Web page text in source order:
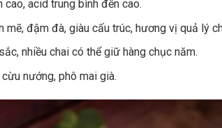
cao, acid trung bình đến cao.
mẽ, đậm đà, giàu cấu trúc, hương vị quả lý
nhiều chai có thể giữ hàng chục năm.
nướng, phô mai già.